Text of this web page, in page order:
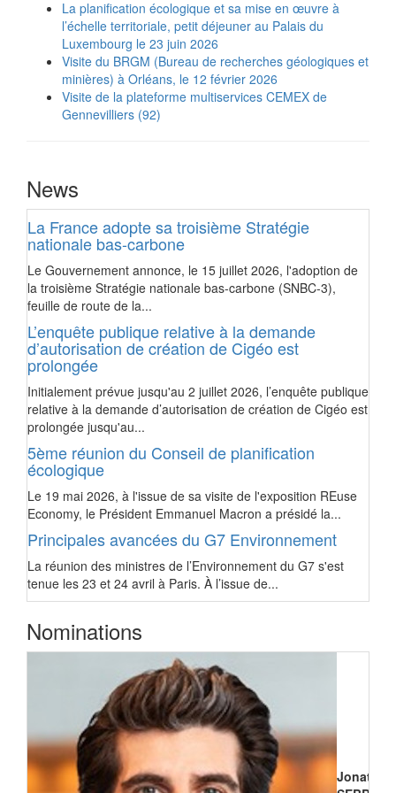
La planification écologique et sa mise en œuvre à
l’échelle territoriale, petit déjeuner au Palais du
Luxembourg le 23 juin 2026
Visite du BRGM (Bureau de recherches géologiques et
minières) à Orléans, le 12 février 2026
Visite de la plateforme multiservices CEMEX de
Gennevilliers (92)
News
La France adopte sa troisième Stratégie
nationale bas-carbone
Le Gouvernement annonce, le 15 juillet 2026, l'adoption de
la troisième Stratégie nationale bas-carbone (SNBC-3),
feuille de route de la...
L’enquête publique relative à la demande
d’autorisation de création de Cigéo est
prolongée
Initialement prévue jusqu'au 2 juillet 2026, l’enquête publique
relative à la demande d’autorisation de création de Cigéo est
prolongée jusqu'au...
5ème réunion du Conseil de planification
écologique
Le 19 mai 2026, à l'issue de sa visite de l'exposition REuse
Economy, le Président Emmanuel Macron a présidé la...
Principales avancées du G7 Environnement
La réunion des ministres de l’Environnement du G7 s'est
tenue les 23 et 24 avril à Paris. À l’issue de...
Nominations
Jonathan